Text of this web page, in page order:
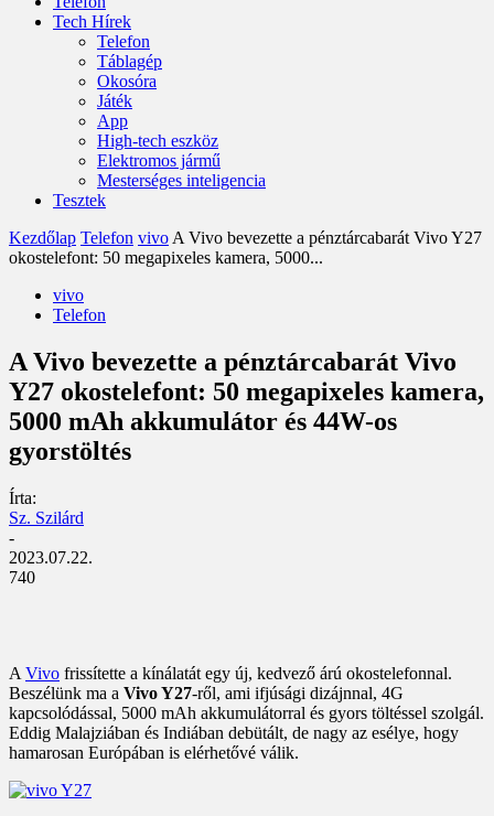
Tech Hírek
Telefon
Táblagép
Okosóra
Játék
App
High-tech eszköz
Elektromos jármű
Mesterséges inteligencia
Tesztek
Kezdőlap Telefon vivo A Vivo bevezette a pénztárcabarát Vivo Y27
okostelefont: 50 megapixeles kamera, 5000...
vivo
Telefon
A Vivo bevezette a pénztárcabarát Vivo
Y27 okostelefont: 50 megapixeles kamera,
5000 mAh akkumulátor és 44W-os
gyorstöltés
Írta:
Sz. Szilárd
-
2023.07.22.
740
A Vivo frissítette a kínálatát egy új, kedvező árú okostelefonnal.
Beszélünk ma a Vivo Y27-ről, ami ifjúsági dizájnnal, 4G
kapcsolódással, 5000 mAh akkumulátorral és gyors töltéssel szolgál.
Eddig Malajziában és Indiában debütált, de nagy az esélye, hogy
hamarosan Európában is elérhetővé válik.